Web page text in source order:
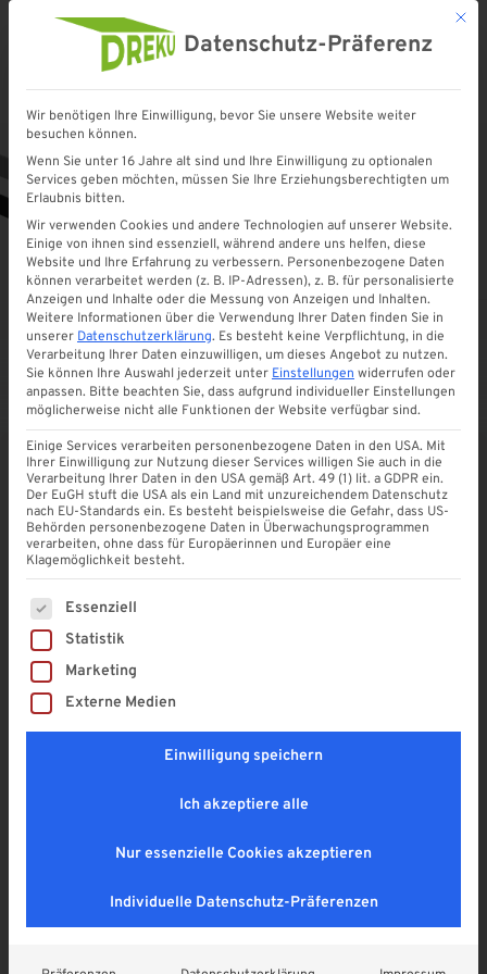
Startseite»Shop»Aluminium Paneel 150×20 mm für Balkon Seitenwand etc.
Aluminium Paneel 150×20 mm
für Balkon Seitenwand etc.
4,9
21,90€
Enthält 19% MwSt. DE
zzgl.
Versand
Lieferzeit: ca. 1 - 2 Wochen
SOMMER RABATT! (mur am 08. & 09.08.2026
Mit
Datenschutz-Präferenz
Wir benötigen Ihre Einwilligung, bevor Sie unsere Website weiter
besuchen können.
Wenn Sie unter 16 Jahre alt sind und Ihre Einwilligung zu optionalen
Services geben möchten, müssen Sie Ihre Erziehungsberechtigten um
Erlaubnis bitten.
Wir verwenden Cookies und andere Technologien auf unserer Website.
Einige von ihnen sind essenziell, während andere uns helfen, diese
Website und Ihre Erfahrung zu verbessern. Personenbezogene Daten
können verarbeitet werden (z. B. IP-Adressen), z. B. für personalisierte
Anzeigen und Inhalte oder die Messung von Anzeigen und Inhalten.
Weitere Informationen über die Verwendung Ihrer Daten finden Sie in
unserer Datenschutzerklärung. Es besteht keine Verpflichtung, in die
Verarbeitung Ihrer Daten einzuwilligen, um dieses Angebot zu nutzen.
Sie können Ihre Auswahl jederzeit unter Einstellungen widerrufen oder
anpassen. Bitte beachten Sie, dass aufgrund individueller Einstellungen
möglicherweise nicht alle Funktionen der Website verfügbar sind.
Einige Services verarbeiten personenbezogene Daten in den USA. Mit
Ihrer Einwilligung zur Nutzung dieser Services willigen Sie auch in die
Verarbeitung Ihrer Daten in den USA gemäß Art. 49 (1) lit. a GDPR ein.
Der EuGH stuft die USA als ein Land mit unzureichendem Datenschutz
nach EU-Standards ein. Es besteht beispielsweise die Gefahr, dass US-
Behörden personenbezogene Daten in Überwachungsprogrammen
verarbeiten, ohne dass für Europäerinnen und Europäer eine
Klagemöglichkeit besteht.
Es folgt eine Liste der Service-Gruppen, für die eine
Essenziell
Statistik
Marketing
Externe Medien
Einwilligung speichern
Ich akzeptiere alle
Nur essenzielle Cookies akzeptieren
Individuelle Datenschutz-Präferenzen